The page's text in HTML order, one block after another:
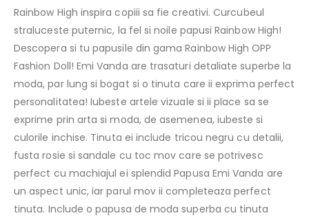
Rainbow High inspira copiii sa fie creativi. Curcubeul
straluceste puternic, la fel si noile papusi Rainbow High!
Descopera si tu papusile din gama Rainbow High OPP
Fashion Doll! Emi Vanda are trasaturi detaliate superbe la
moda, par lung si bogat si o tinuta care ii exprima perfect
personalitatea! Iubeste artele vizuale si ii place sa se
exprime prin arta si moda, de asemenea, iubeste si
culorile inchise. Tinuta ei include tricou negru cu detalii,
fusta rosie si sandale cu toc mov care se potrivesc
perfect cu machiajul ei splendid Papusa Emi Vanda are
un aspect unic, iar parul mov ii completeaza perfect
tinuta. Include o papusa de moda superba cu tinuta